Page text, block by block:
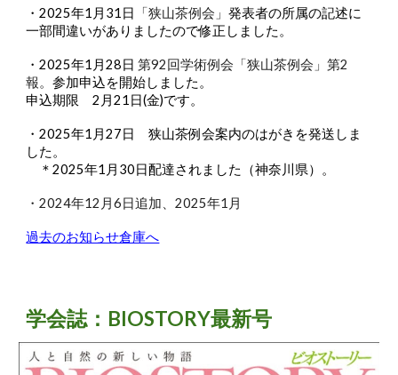
・2025年1月31日 「狭山茶例会」発表者の所属の記述に
一部間違いがありましたので修正しました。
・2025年1月28日第92回学術例会「狭山茶例会」第2
報。参加申込を開始しました。
申込期限
2月21日(金)です。
・2025年1月27日 狭山茶例会案内のはがきを発送しま
した。
＊2025年1月30日配達されました（神奈川県）。
・2024年12月6日追加、2025年1月
過去のお知らせ倉庫へ
学会誌：BIOSTORY最新号